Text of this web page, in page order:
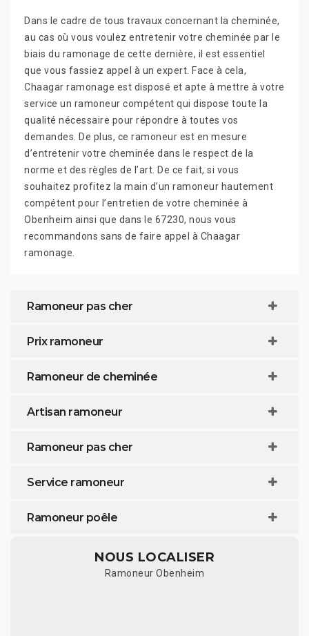
Dans le cadre de tous travaux concernant la cheminée,
au cas où vous voulez entretenir votre cheminée par le
biais du ramonage de cette dernière, il est essentiel
que vous fassiez appel à un expert. Face à cela,
Chaagar ramonage est disposé et apte à mettre à votre
service un ramoneur compétent qui dispose toute la
qualité nécessaire pour répondre à toutes vos
demandes. De plus, ce ramoneur est en mesure
d’entretenir votre cheminée dans le respect de la
norme et des règles de l’art. De ce fait, si vous
souhaitez profitez la main d’un ramoneur hautement
compétent pour l’entretien de votre cheminée à
Obenheim ainsi que dans le 67230, nous vous
recommandons sans de faire appel à Chaagar
ramonage.
Ramoneur pas cher
Prix ramoneur
Ramoneur de cheminée
Artisan ramoneur
Ramoneur pas cher
Service ramoneur
Ramoneur poêle
NOUS LOCALISER
Ramoneur Obenheim